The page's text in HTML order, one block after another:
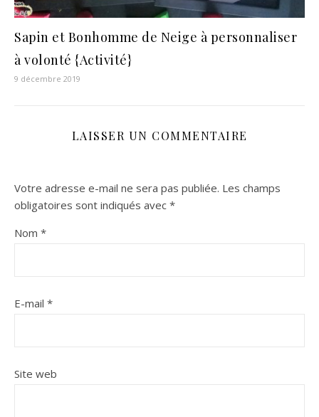
Sapin et Bonhomme de Neige à personnaliser
à volonté {Activité}
9 décembre 2019
LAISSER UN COMMENTAIRE
Votre adresse e-mail ne sera pas publiée. Les champs
obligatoires sont indiqués avec *
Nom *
E-mail *
Site web